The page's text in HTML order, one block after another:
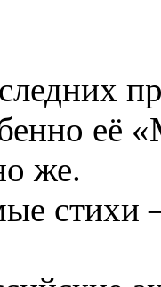
её
же.
стихи